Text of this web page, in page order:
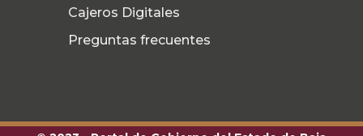
Cajeros Digitales
Preguntas frecuentes